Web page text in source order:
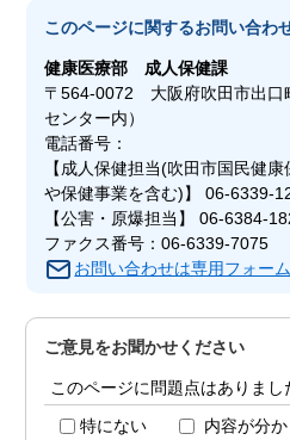
このページに関するお問い合わ
健康医療部成人保健課
〒564-0072 大阪府吹田市出口
センター内）
電話番号：
【成人保健担当(吹田市国民健
や保健事業を含む)】 06-6339-
【公害・原爆担当】 06-6384-
ファクス番号：06-6339-7075
お問い合わせは専用フォー
ご意見をお聞かせください
このページに問題点はありまし
特にない 内容が分